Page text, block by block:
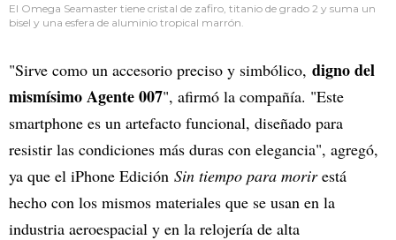
El Omega Seamaster tiene cristal de zafiro, titanio de grado 2 y suma un
bisel y una esfera de aluminio tropical marrón.
"Sirve como un accesorio preciso y simbólico, digno del
mismísimo Agente 007", afirmó la compañía. "Este
smartphone es un artefacto funcional, diseñado para
resistir las condiciones más duras con elegancia", agregó,
ya que el iPhone Edición Sin tiempo para morirestá
hecho con los mismos materiales que se usan en la
industria aeroespacial y en la relojería de alta